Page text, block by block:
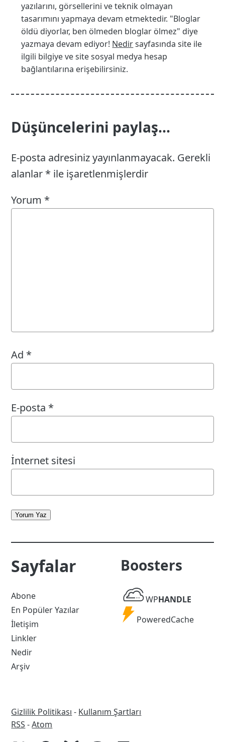
yazılarını, görsellerini ve teknik olmayan
tasarımını yapmaya devam etmektedir. "Bloglar
öldü diyorlar, ben ölmeden bloglar ölmez" diye
yazmaya devam ediyor! Nedirsayfasında site ile
ilgili bilgiye ve site sosyal medya hesap
bağlantılarına erişebilirsiniz.
Düşüncelerini paylaş...
E-posta adresiniz yayınlanmayacak. Gerekli
alanlar * ile işaretlenmişlerdir
Yorum *
Ad *
E-posta *
İnternet sitesi
Yorum Yaz
Sayfalar
Abone
En Popüler Yazılar
İletişim
Linkler
Nedir
Arşiv
Boosters
WP
Handle
WPHANDLE
Powered
PoweredCache
Gizlilik Politikası - Kullanım Şartları
RSS
RSS -Atom